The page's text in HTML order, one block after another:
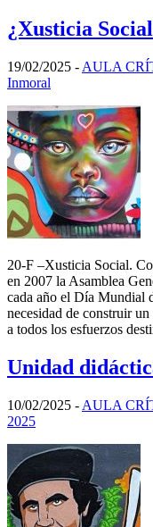
¿Xusticia
19/02/2025 - AULA
Inmoral
20-F –Xusticia Social.
en 2007 la Asamblea
cada año el Día Mundial
necesidad de construir
a todos los esfuerzos
Unidad
10/02/2025 - AULA
2025